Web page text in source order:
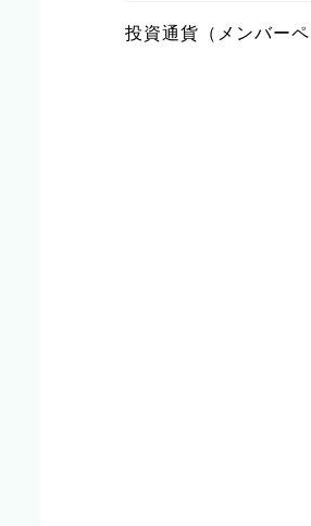
投資通貨（メンバーペ